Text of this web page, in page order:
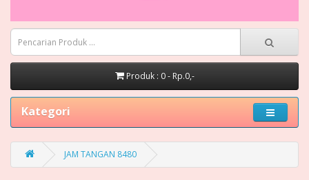
Produk : 0 - Rp.0,-
Kategori
JAM TANGAN 8480